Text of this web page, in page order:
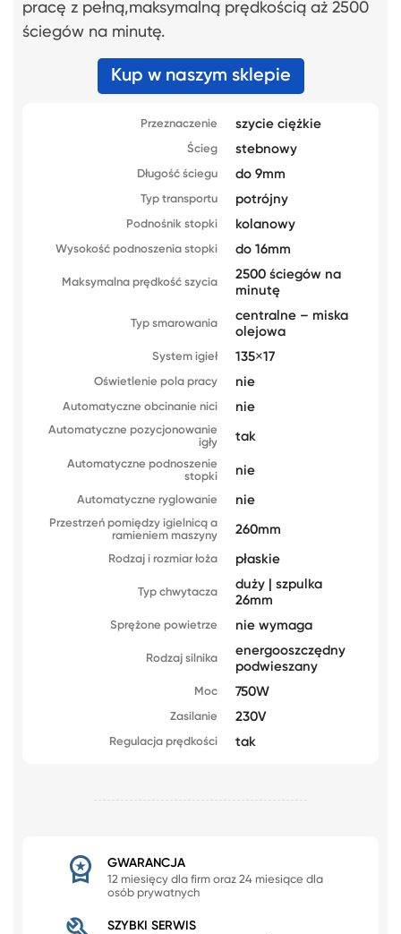
pracę z pełną,maksymalną prędkością aż 2500
ściegów na minutę.
Kup w naszym sklepie
Przeznaczenie szycie ciężkie
Ścieg stebnowy
Długość ściegu do 9mm
Typ transportu potrójny
Podnośnik stopki kolanowy
Wysokość podnoszenia stopki do 16mm
Maksymalna prędkość szycia
2500 ściegów na
minutę
Typ smarowania
centralne – miska
olejowa
System igieł 135×17
Oświetlenie pola pracy nie
Automatyczne obcinanie nici nie
Automatyczne pozycjonowanie
igły
tak
Automatyczne podnoszenie
stopki
nie
Automatyczne ryglowanie nie
Przestrzeń pomiędzy igielnicą a
ramieniem maszyny
260mm
Rodzaj i rozmiar łoża płaskie
Typ chwytacza
duży | szpulka
26mm
Sprężone powietrze nie wymaga
Rodzaj silnika
energooszczędny
podwieszany
Moc 750W
Zasilanie 230V
Regulacja prędkości tak
GWARANCJA
12 miesięcy dla firm oraz 24 miesiące dla
osób prywatnych
SZYBKI SERWIS